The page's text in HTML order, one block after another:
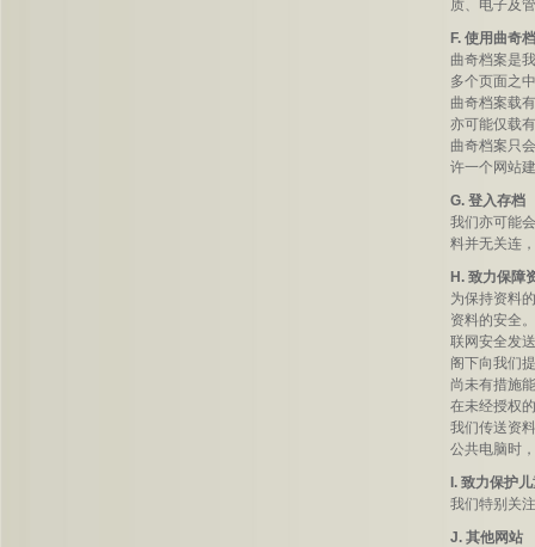
质、电子及
F. 使用曲奇
曲奇档案是
多个页面之
曲奇档案载
亦可能仅载
曲奇档案只
许一个网站
G. 登入存档
我们亦可能
料并无关连
H. 致力保障
为保持资料
资料的安全
联网安全发
阁下向我们
尚未有措施
在未经授权
我们传送资
公共电脑时
I. 致力保护
我们特别关
J. 其他网站